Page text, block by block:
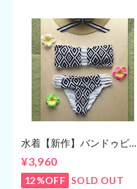
水着【新作】バンドゥビキ
¥3,960
12%OFF SOLD OUT